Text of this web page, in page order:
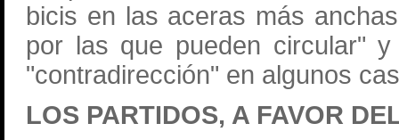
bicis en las aceras más
por las que pueden circular"
"contradirección" en algunos
LOS PARTIDOS, A FAVOR